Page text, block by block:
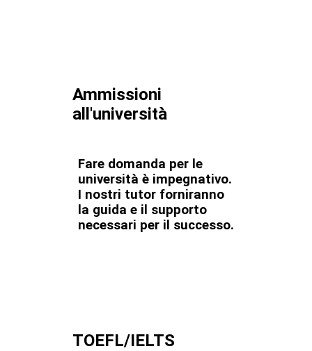
Ammissioni
all'università
Fare domanda per le
università è impegnativo.
I nostri tutor forniranno
la guida e il supporto
necessari per il successo.
TOEFL/IELTS